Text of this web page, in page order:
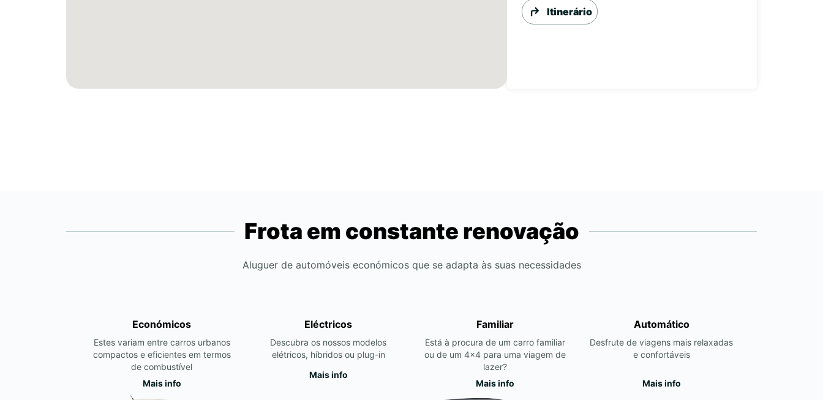
Itinerário
Frota em constante renovação
Aluguer de automóveis económicos que se adapta às suas necessidades
Económicos
Estes variam entre carros urbanos
compactos e eficientes em termos
de combustível
Mais info
Eléctricos
Descubra os nossos modelos
elétricos, híbridos ou plug-in
Mais info
Familiar
Está à procura de um carro familiar
ou de um 4x4 para uma viagem de
lazer?
Mais info
Automático
Desfrute de viagens mais relaxadas
e confortáveis
Mais info